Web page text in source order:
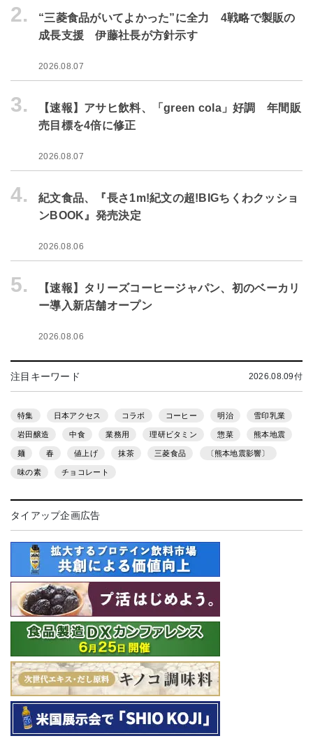
2.
“三菱食品がいてよかった”に全力 4戦略で製販の
成長支援 伊藤社長が方針示す
2026.08.07
3.
【速報】アサヒ飲料、「green cola」好調 年間販
売目標を4倍に修正
2026.08.07
4.
紀文食品、『長さ1m!紀文の超!BIGちくわクッショ
ンBOOK』発売決定
2026.08.06
5.
【速報】タリーズコーヒージャパン、初のベーカリ
ー導入新店舗オープン
2026.08.06
注目キーワード 2026.08.09付
特集 日本アクセス コラボ コーヒー 明治 雪印乳業
岩田醸造 中食 業務用 理研ビタミン 惣菜 熊本地震
麺 春 値上げ 抹茶 三菱食品 〔熊本地震影響〕
味の素 チョコレート
タイアップ企画広告